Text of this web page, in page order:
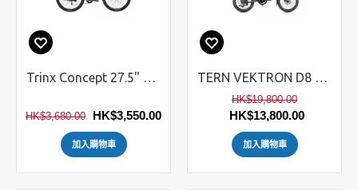
Trinx Concept 27.5" 電動山地車
HK$3,680.00 HK$3,550.00
加入購物車
TERN VEKTRON D8 電動摺車
HK$19,800.00
HK$13,800.00
加入購物車